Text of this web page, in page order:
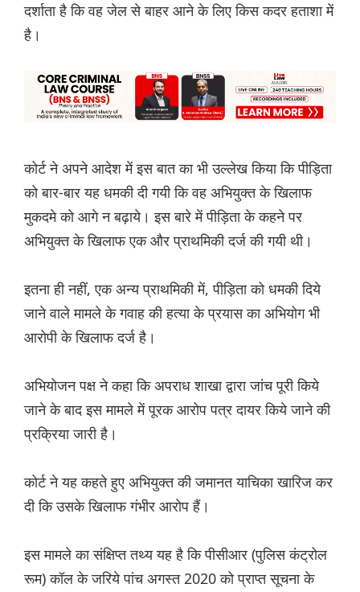
दर्शाता है कि वह जेल से बाहर आने के लिए किस कदर हताशा में
है।
कोर्ट ने अपने आदेश में इस बात का भी उल्लेख किया कि पीड़िता
को बार-बार यह धमकी दी गयी कि वह अभियुक्त के खिलाफ
मुकदमे को आगे न बढ़ाये। इस बारे में पीड़िता के कहने पर
अभियुक्त के खिलाफ एक और प्राथमिकी दर्ज की गयी थी।
इतना ही नहीं, एक अन्य प्राथमिकी में, पीड़िता को धमकी दिये
जाने वाले मामले के गवाह की हत्या के प्रयास का अभियोग भी
आरोपी के खिलाफ दर्ज है।
अभियोजन पक्ष ने कहा कि अपराध शाखा द्वारा जांच पूरी किये
जाने के बाद इस मामले में पूरक आरोप पत्र दायर किये जाने की
प्रक्रिया जारी है।
कोर्ट ने यह कहते हुए अभियुक्त की जमानत याचिका खारिज कर
दी कि उसके खिलाफ गंभीर आरोप हैं।
इस मामले का संक्षिप्त तथ्य यह है कि पीसीआर (पुलिस कंट्रोल
रूम) कॉल के जरिये पांच अगस्त 2020 को प्राप्त सूचना के